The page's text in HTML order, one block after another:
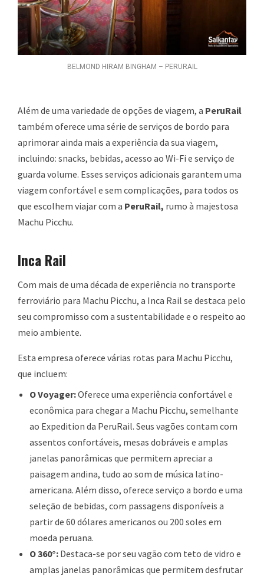
BELMOND HIRAM BINGHAM – PERURAIL
Além de uma variedade de opções de viagem, a PeruRail
também oferece uma série de serviços de bordo para
aprimorar ainda mais a experiência da sua viagem,
incluindo: snacks, bebidas, acesso ao Wi-Fi e serviço de
guarda volume. Esses serviços adicionais garantem uma
viagem confortável e sem complicações, para todos os
que escolhem viajar com a PeruRail, rumo à majestosa
Machu Picchu.
Inca Rail
Com mais de uma década de experiência no transporte
ferroviário para Machu Picchu, a Inca Rail se destaca pelo
seu compromisso com a sustentabilidade e o respeito ao
meio ambiente.
Esta empresa oferece várias rotas para Machu Picchu,
que incluem:
O Voyager:Oferece uma experiência confortável e
econômica para chegar a Machu Picchu, semelhante
ao Expedition da PeruRail. Seus vagões contam com
assentos confortáveis, mesas dobráveis e amplas
janelas panorâmicas que permitem apreciar a
paisagem andina, tudo ao som de música latino-
americana. Além disso, oferece serviço a bordo e uma
seleção de bebidas, com passagens disponíveis a
partir de 60 dólares americanos ou 200 soles em
moeda peruana.
O 360°: Destaca-se por seu vagão com teto de vidro e
amplas janelas panorâmicas que permitem desfrutar